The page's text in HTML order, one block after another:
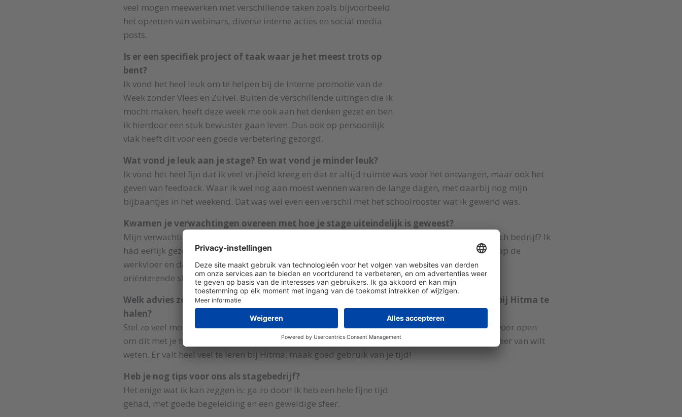
veel mogen meewerken met verschillende taken zoals bijvoorbeeld
het opzetten van webinars, diverse interne acties en social media
posts.
Is er een specifiek project of taak waar je het meest trots op
bent?
Ik vond het heel leuk om te helpen bij de interne promotie van de
Week zonder Vlees en Zuivel. Buiten de verschillende uitingen die ik
mocht maken, heeft deze week me ook aan het denken gezet en ben
ik hierdoor een stuk bewuster gaan leven. Dus ook op persoonlijk
vlak heeft dit voor een goede verbetering gezorgd.
Wat vond je leuk aan je stage? En wat vond je minder leuk?
Ik vond het heel fijn dat ik veel vrijheid kreeg en dat er altijd ruimte was voor het ontvangen, maar ook het
geven van feedback. Waar ik wel nog aan moest wennen waren de lange dagen, met daarbij nog mijn
bijbaantjes in het weekend. Dat was wel even een verschil met het schoolrooster wat ik gewend was.
Kwamen je verwachtingen overeen met hoe je stage uiteindelijk is geweest?
Mijn verwachtingen zijn overtroffen, want wat moest ik ook precies verwachten van een technisch bedrijf? Ik
had eerlijk gezegd nog geen idee. Van tevoren had ik niet verwacht dat het zo gezellig zou zijn op de
werkvloer en dat Hitma zoveel verschillende aspecten van media en marketing bezit. Voor een
oriënterende stage als die van mij, was dit absoluut de place to be.
Welk advies zou je willen geven aan toekomstige stagiairs om het meest uit hun stage bij Hitma te
halen?
Stel zo veel mogelijk vragen! De mensen bij Hitma hebben zo veel kennis en staan er allemaal voor open
om dit met je te delen. Geef goed aan wat je wel en niet leuk vindt/lijkt en wanneer je ergens meer van wilt
weten. Er valt heel veel te leren bij Hitma, maak goed gebruik van je tijd!
Heb je nog tips voor ons als stagebedrijf?
Het enige wat ik kan zeggen is: ga zo door! Ik heb een hele fijne tijd
gehad, met goede begeleiding en een geweldige sfeer.